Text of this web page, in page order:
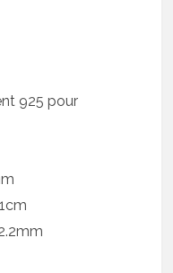
925 pour